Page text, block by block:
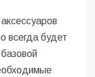
всегда будет